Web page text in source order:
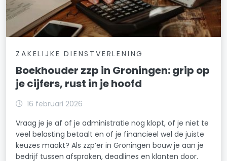
ZAKELIJKE DIENSTVERLENING
Boekhouder zzp in Groningen: grip op
je cijfers, rust in je hoofd
16 februari 2026
Vraag je je af of je administratie nog klopt, of je niet te
veel belasting betaalt en of je financieel wel de juiste
keuzes maakt? Als zzp’er in Groningen bouw je aan je
bedrijf tussen afspraken, deadlines en klanten door.